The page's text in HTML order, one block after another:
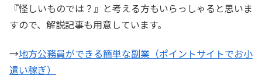
『怪しいものでは？』と考える方もいらっしゃると思いま
すので、解説記事も用意しています。
→地方公務員ができる簡単な副業（ポイントサイトでお小
遣い稼ぎ）